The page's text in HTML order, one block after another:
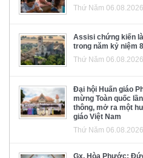
Thứ Năm 06.08.2026
Assisi chứng kiến
trong năm kỷ niệm
Thứ Năm 06.08.2026
Đại hội Huấn giáo
mừng Toàn quốc
thông, mở ra một
giáo Việt Nam
Thứ Năm 06.08.2026
Gx. Hòa Phước: